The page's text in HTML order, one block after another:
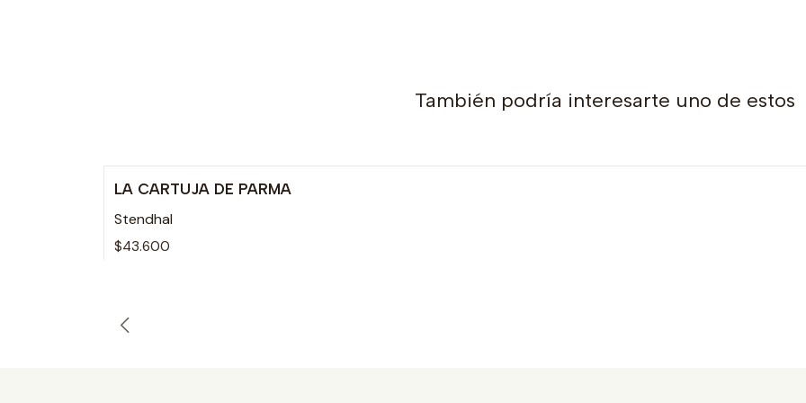
También podría interesarte uno de estos
Agotado
LA CARTUJA DE PARMA
Stendhal
$43.600